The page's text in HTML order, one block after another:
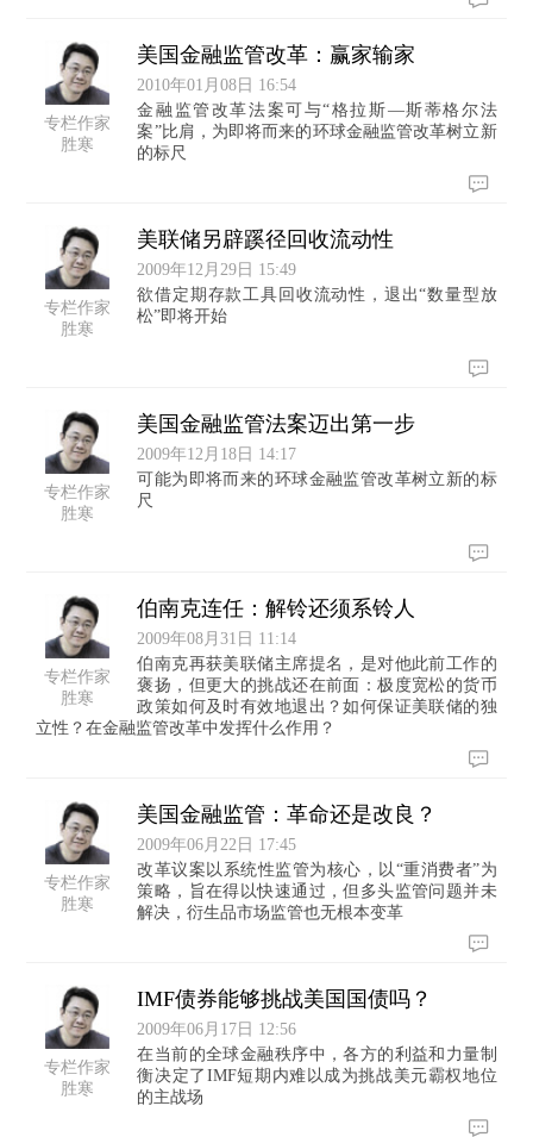
专栏作家
胜寒
美国金融监管改革：赢家输家
2010年01月08日 16:54
金融监管改革法案可与“格拉斯—斯蒂格尔法
案”比肩，为即将而来的环球金融监管改革树立新
的标尺
专栏作家
胜寒
美联储另辟蹊径回收流动性
2009年12月29日 15:49
欲借定期存款工具回收流动性，退出“数量型放
松”即将开始
专栏作家
胜寒
美国金融监管法案迈出第一步
2009年12月18日 14:17
可能为即将而来的环球金融监管改革树立新的标
尺
专栏作家
胜寒
伯南克连任：解铃还须系铃人
2009年08月31日 11:14
伯南克再获美联储主席提名，是对他此前工作的
褒扬，但更大的挑战还在前面：极度宽松的货币
政策如何及时有效地退出？如何保证美联储的独
立性？在金融监管改革中发挥什么作用？
专栏作家
胜寒
美国金融监管：革命还是改良？
2009年06月22日 17:45
改革议案以系统性监管为核心，以“重消费者”为
策略，旨在得以快速通过，但多头监管问题并未
解决，衍生品市场监管也无根本变革
专栏作家
胜寒
IMF债券能够挑战美国国债吗？
2009年06月17日 12:56
在当前的全球金融秩序中，各方的利益和力量制
衡决定了IMF短期内难以成为挑战美元霸权地位
的主战场